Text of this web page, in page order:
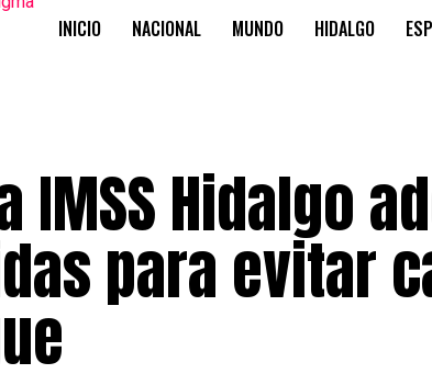
INICIO NACIONAL MUNDO HIDALGO
IMSS Hidalgo
para evitar